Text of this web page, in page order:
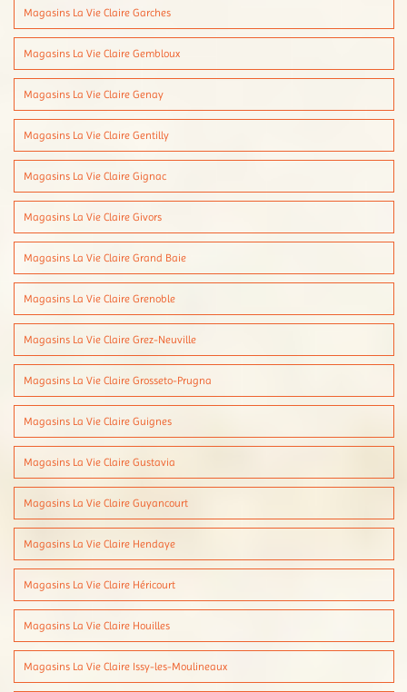
Magasins La Vie Claire Garches
Magasins La Vie Claire Gembloux
Magasins La Vie Claire Genay
Magasins La Vie Claire Gentilly
Magasins La Vie Claire Gignac
Magasins La Vie Claire Givors
Magasins La Vie Claire Grand Baie
Magasins La Vie Claire Grenoble
Magasins La Vie Claire Grez-Neuville
Magasins La Vie Claire Grosseto-Prugna
Magasins La Vie Claire Guignes
Magasins La Vie Claire Gustavia
Magasins La Vie Claire Guyancourt
Magasins La Vie Claire Hendaye
Magasins La Vie Claire Héricourt
Magasins La Vie Claire Houilles
Magasins La Vie Claire Issy-les-Moulineaux